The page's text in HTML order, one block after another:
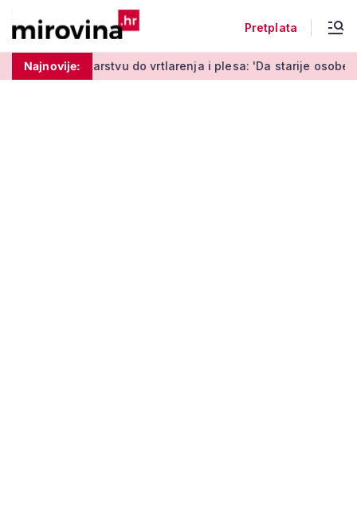
Pretplata
Najnovije:
do vrtlarenja i plesa: 'Da starije osobe ne ostavimo same'